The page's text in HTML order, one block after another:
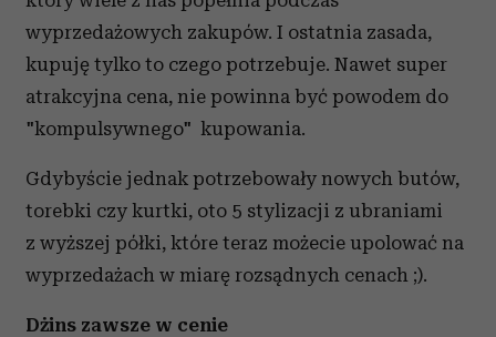
wyprzedażowych zakupów. I ostatnia zasada,
kupuję tylko to czego potrzebuje. Nawet super
atrakcyjna cena, nie powinna być powodem do
"kompulsywnego" kupowania.
Gdybyście jednak potrzebowały nowych butów,
torebki czy kurtki, oto 5 stylizacji z ubraniami
z wyższej półki, które teraz możecie upolować na
wyprzedażach w miarę rozsądnych cenach ;).
Dżins zawsze w cenie